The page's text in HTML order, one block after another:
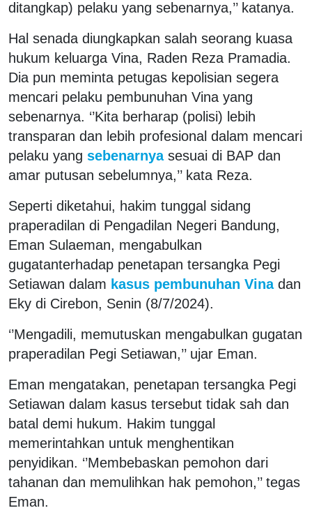
ditangkap) pelaku yang sebenarnya,’’ katanya.
Hal senada diungkapkan salah seorang kuasa
hukum keluarga Vina, Raden Reza Pramadia.
Dia pun meminta petugas kepolisian segera
mencari pelaku pembunuhan Vina yang
sebenarnya. ‘’Kita berharap (polisi) lebih
transparan dan lebih profesional dalam mencari
pelaku yang sebenarnya sesuai di BAP dan
amar putusan sebelumnya,’’ kata Reza.
Seperti diketahui, hakim tunggal sidang
praperadilan di Pengadilan Negeri Bandung,
Eman Sulaeman, mengabulkan
gugatanterhadap penetapan tersangka Pegi
Setiawan dalam kasus pembunuhan Vina dan
Eky di Cirebon, Senin (8/7/2024).
‘’Mengadili, memutuskan mengabulkan gugatan
praperadilan Pegi Setiawan,’’ ujar Eman.
Eman mengatakan, penetapan tersangka Pegi
Setiawan dalam kasus tersebut tidak sah dan
batal demi hukum. Hakim tunggal
memerintahkan untuk menghentikan
penyidikan. ‘’Membebaskan pemohon dari
tahanan dan memulihkan hak pemohon,’’ tegas
Eman.